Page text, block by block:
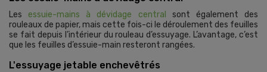
Les essuie-mains à dévidage central sont également des
rouleaux de papier, mais cette fois-ci le déroulement des feuilles
se fait depuis l’intérieur du rouleau d’essuyage. L’avantage, c’est
que les feuilles d’essuie-main resteront rangées.
L'essuyage jetable enchevêtrés